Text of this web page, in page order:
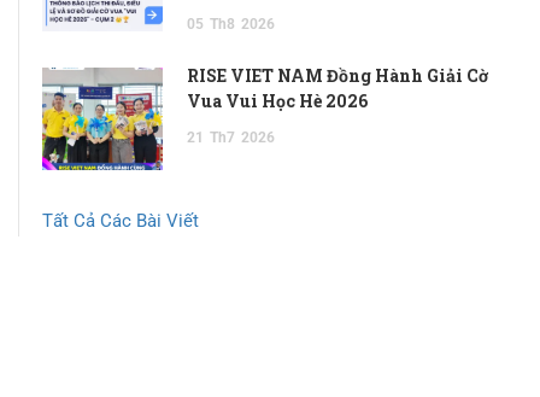
05 Th8 2026
RISE VIET NAM Đồng Hành Giải Cờ
Vua Vui Học Hè 2026
21 Th7 2026
Tất Cả Các Bài Viết